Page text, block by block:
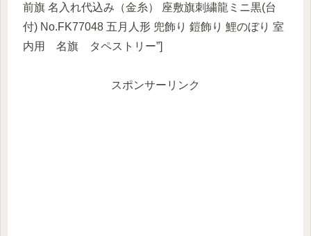
前旗 名入れ代込み（金糸） 座敷旗刺繍龍ミニ黒(台
付) No.FK77048 五月人形 兜飾り 鎧飾り 鯉のぼり 室
内用 名旗 タペストリー”]
スポンサーリンク